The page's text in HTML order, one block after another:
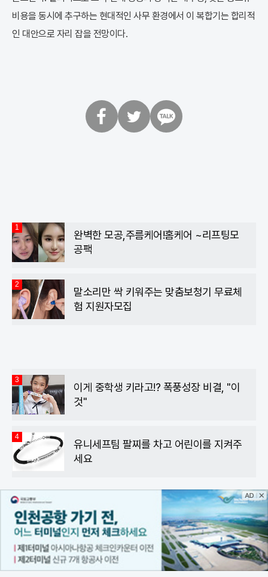
비용을 동시에 추구하는 현대적인 사무 환경에서 이 복합기는 합리적
인 대안으로 자리 잡을 전망이다.
1
완벽한 모공,주름케어!홈케어 ~리프팅모
공팩
2
말소리만 싹 키워주는 맞춤보청기 무료체
험 지원자모집
3
이게 중학생 키라고!? 폭풍성장 비결, "이
것"
4
유니세프팀 팔찌를 차고 어린이를 지켜주
세요